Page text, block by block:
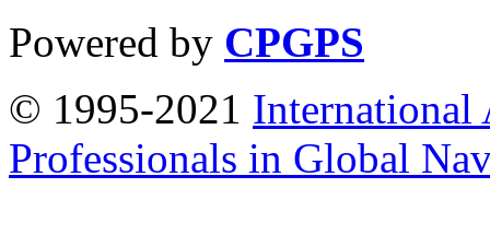
Powered by CPGPS
© 1995-2021 International
Professionals in Global